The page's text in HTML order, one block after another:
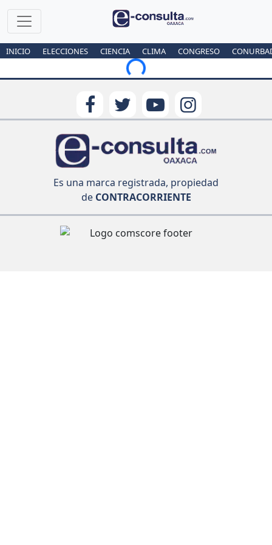
INICIO ELECCIONES CIENCIA CLIMA CONGRESO
Loading...
Es una marca registrada, propiedad
deCONTRACORRIENTE